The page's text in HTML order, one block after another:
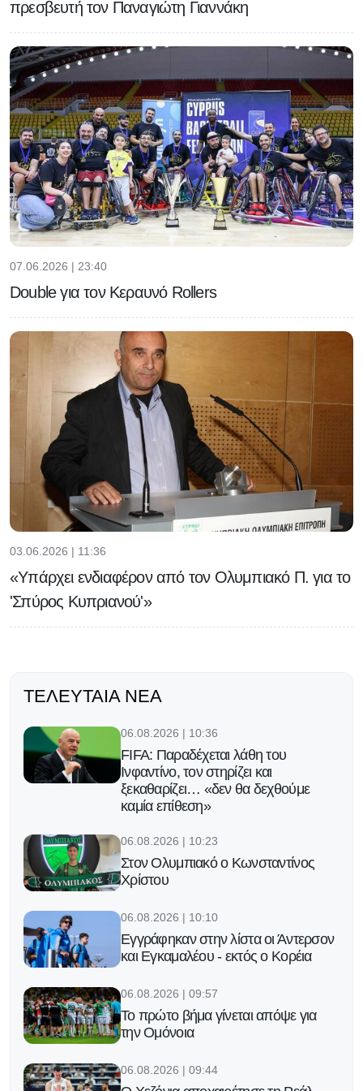
πρεσβευτή τον Παναγιώτη Γιαννάκη
07.06.2026 | 23:40
Double για τον Κεραυνό Rollers
03.06.2026 | 11:36
«Υπάρχει ενδιαφέρον από τον Ολυμπιακό Π. για το
'Σπύρος Κυπριανού'»
ΤΕΛΕΥΤΑΊΑ ΝΈΑ
06.08.2026 | 10:36
FIFA: Παραδέχεται λάθη του
Ινφαντίνο, τον στηρίζει και
ξεκαθαρίζει… «δεν θα δεχθούμε
καμία επίθεση»
06.08.2026 | 10:23
Στον Ολυμπιακό ο Κωνσταντίνος
Χρίστου
06.08.2026 | 10:10
Εγγράφηκαν στην λίστα οι Άντερσον
και Εγκαμαλέου - εκτός ο Κορέια
06.08.2026 | 09:57
Το πρώτο βήμα γίνεται απόψε για
την Ομόνοια
06.08.2026 | 09:44